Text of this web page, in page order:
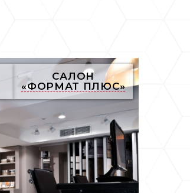
САЛОН
«ФОРМАТ ПЛЮС»